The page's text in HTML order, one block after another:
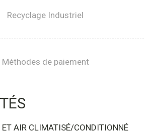
AIR CLIMATISÉ/CONDITIONNÉ